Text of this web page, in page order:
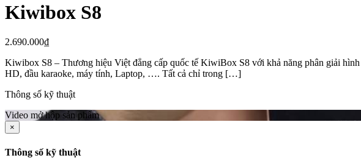
Kiwibox S8
2.690.000₫
Kiwibox S8 – Thương hiệu Việt đẳng cấp quốc tế KiwiBox S8 với khả năng phân giải
HD, đầu karaoke, máy tính, Laptop, …. Tất cả chỉ trong […]
Thông số kỹ thuật
Video mở hộp sản phẩm
×
Thông số kỹ thuật